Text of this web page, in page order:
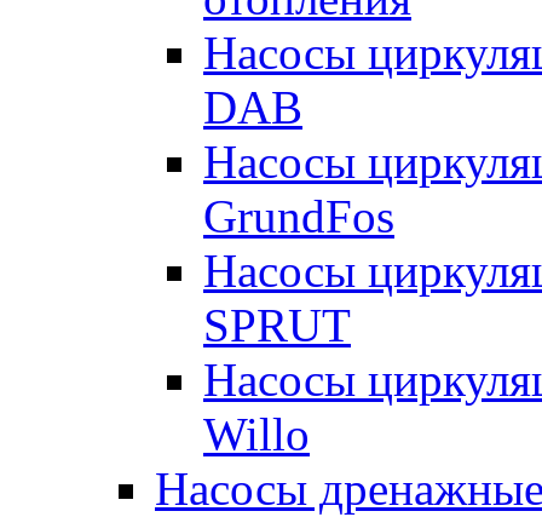
Насосы
DAB
Насосы
GrundFos
Насосы
SPRUT
Насосы
Willo
Насосы